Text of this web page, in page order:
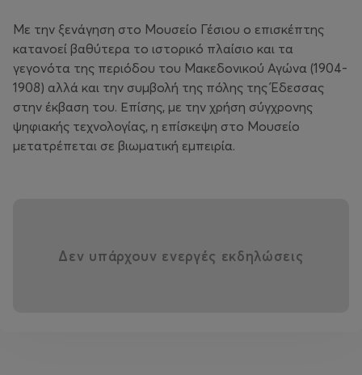
Με την ξενάγηση στο Μουσείο Γέσιου ο επισκέπτης
κατανοεί βαθύτερα το ιστορικό πλαίσιο και τα
γεγονότα της περιόδου του Μακεδονικού Αγώνα (1904-
1908) αλλά και την συμβολή της πόλης της Έδεσσας
στην έκβαση του. Επίσης, με την χρήση σύγχρονης
ψηφιακής τεχνολογίας, η επίσκεψη στο Μουσείο
μετατρέπεται σε βιωματική εμπειρία.
Δεν υπάρχουν ενεργές εκδηλώσεις